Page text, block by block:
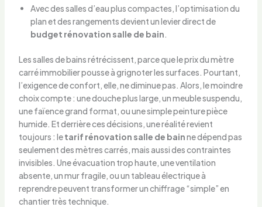
Avec des salles d’eau plus compactes, l’optimisation du
plan et des rangements devient un levier direct de
budget rénovation salle de bain.
Les salles de bains rétrécissent, parce que le prix du mètre
carré immobilier pousse à grignoter les surfaces. Pourtant,
l’exigence de confort, elle, ne diminue pas. Alors, le moindre
choix compte : une douche plus large, un meuble suspendu,
une faïence grand format, ou une simple peinture pièce
humide. Et derrière ces décisions, une réalité revient
toujours : letarif rénovation salle de bainne dépend pas
seulement des mètres carrés, mais aussi des contraintes
invisibles. Une évacuation trop haute, une ventilation
absente, un mur fragile, ou un tableau électrique à
reprendre peuvent transformer un chiffrage “simple” en
chantier très technique.